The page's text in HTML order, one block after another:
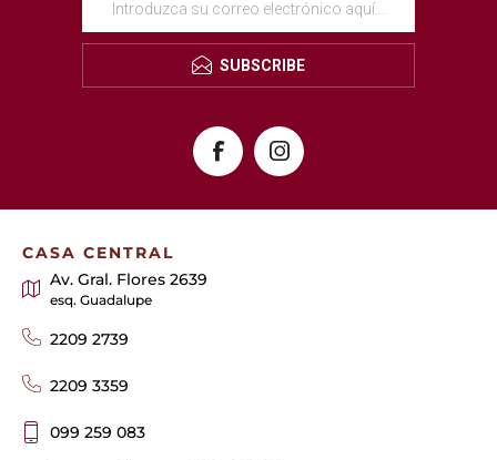
SUBSCRIBE
CASA CENTRAL
Av. Gral. Flores 2639
esq. Guadalupe
2209 2739
2209 3359
099 259 083